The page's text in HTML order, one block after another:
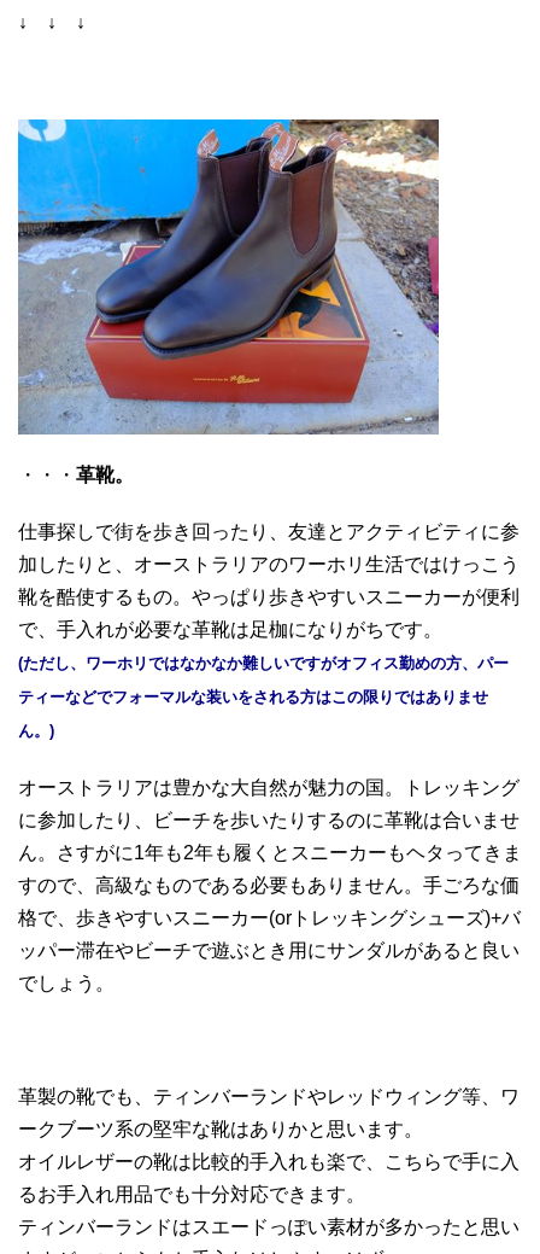
↓ ↓ ↓
・・・ 革靴。
仕事探しで街を歩き回ったり、友達とアクティビティに参
加したりと、オーストラリアのワーホリ生活ではけっこう
靴を酷使するもの。やっぱり歩きやすいスニーカーが便利
で、手入れが必要な革靴は足枷になりがちです。
(ただし、ワーホリではなかなか難しいですがオフィス勤めの方、パー
ティーなどでフォーマルな装いをされる方はこの限りではありませ
ん。)
オーストラリアは豊かな大自然が魅力の国。トレッキング
に参加したり、ビーチを歩いたりするのに革靴は合いませ
ん。さすがに1年も2年も履くとスニーカーもヘタってきま
すので、高級なものである必要もありません。手ごろな価
格で、歩きやすいスニーカー(orトレッキングシューズ)+バ
ッパー滞在やビーチで遊ぶとき用にサンダルがあると良い
でしょう。
革製の靴でも、ティンバーランドやレッドウィング等、ワ
ークブーツ系の堅牢な靴はありかと思います。
オイルレザーの靴は比較的手入れも楽で、こちらで手に入
るお手入れ用品でも十分対応できます。
ティンバーランドはスエードっぽい素材が多かったと思い